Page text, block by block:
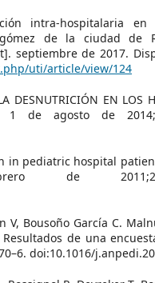
intra-hospitalaria
de la ciudad de
septiembre de 2017.
uti/article/view/124
DESNUTRICIÓN EN LOS
de agosto de
in pediatric hospital
de
V, Bousoño García C.
de una
doi:10.1016/